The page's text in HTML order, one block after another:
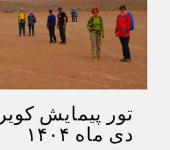
تور پیمایش
دی ماه ۱۴۰۴